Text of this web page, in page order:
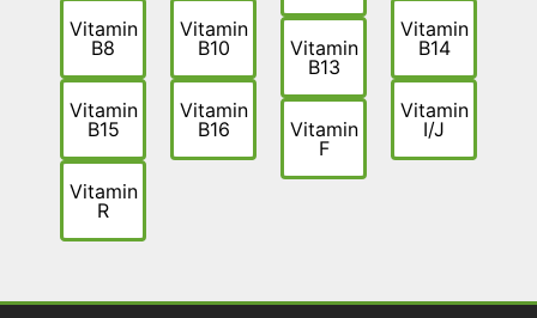
Vitamin
B8
Vitamin
B15
Vitamin
R
Vitamin
B10
Vitamin
B16
Vitamin
B13
Vitamin
F
Vitamin
B14
Vitamin
I/J